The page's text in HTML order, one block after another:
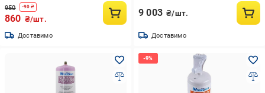
950 -90 ₴
860 ₴/шт.
Доставимо
9 003 ₴/шт.
Доставимо